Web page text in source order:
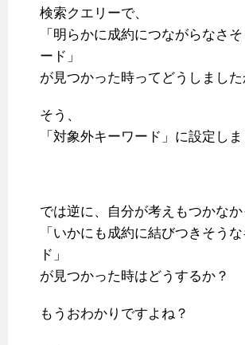
検索クエリーで、
「明らかに成約につながらなさ
ード」
が見つかった時ってどうしました
そう、
「対象外キーワード」に設定し
では逆に、自分が考えもつかなか
「いかにも成約に結びつきそう
ド」
が見つかった時はどうするか？
もうおわかりですよね？